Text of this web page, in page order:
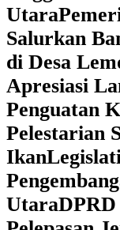
Utara
Salurkan
di Desa
Apresiasi
Penguatan
Pelestarian
Ikan
Utara